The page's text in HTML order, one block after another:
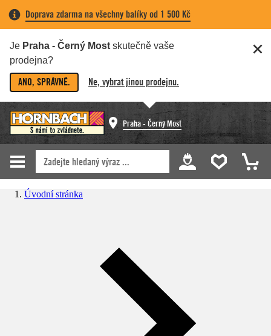
Doprava zdarma na všechny balíky od 1 500 Kč
Je Praha - Černý Most skutečně vaše
prodejna?
ANO, SPRÁVNĚ. Ne, vybrat jinou prodejnu.
Praha - Černý Most
Úvodní stránka